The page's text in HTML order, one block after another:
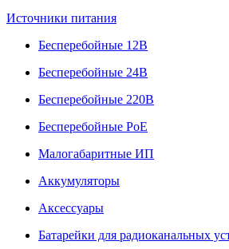
Источники питания
Бесперебойные 12В
Бесперебойные 24В
Бесперебойные 220В
Бесперебойные PoE
Малогабаритные ИП
Аккумуляторы
Аксессуары
Батарейки для радиоканальных